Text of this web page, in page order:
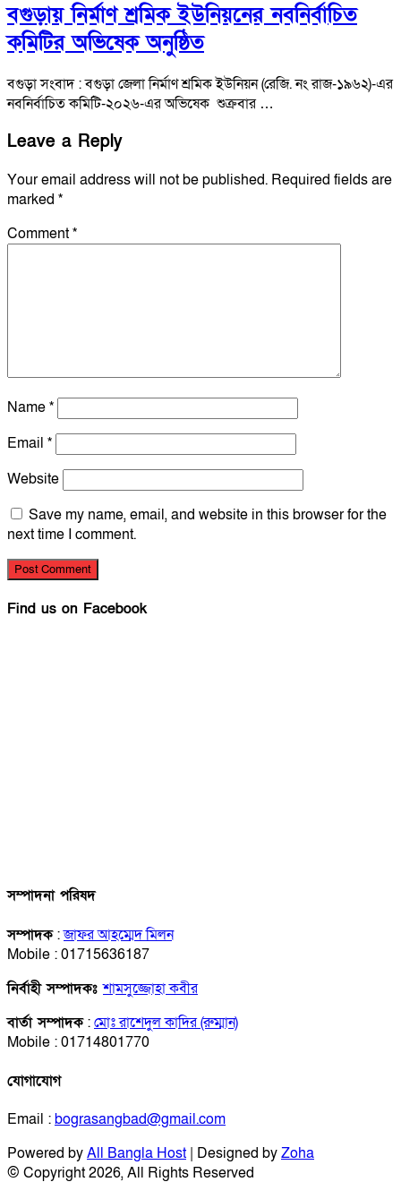
বগুড়ায় নির্মাণ শ্রমিক ইউনিয়নের নবনির্বাচিত
কমিটির অভিষেক অনুষ্ঠিত
বগুড়া সংবাদ : বগুড়া জেলা নির্মাণ শ্রমিক ইউনিয়ন (রেজি. নং রাজ-১৯৬২)-এর
নবনির্বাচিত কমিটি-২০২৬-এর অভিষেক শুক্রবার …
Leave a Reply
Your email address will not be published. Required fields are
marked *
Comment*
Name*
Email *
Website
Save my name, email, and website in this browser for the
next time I comment.
Find us on Facebook
সম্পাদনা পরিষদ
সম্পাদক:জাফর আহম্মেদ মিলন
Mobile : 01715636187
নির্বাহী সম্পাদকঃশামসুজ্জোহা কবীর
বার্তা সম্পাদক:মোঃ রাশেদুল কাদির (রুম্মান)
Mobile : 01714801770
যোগাযোগ
Email :bograsangbad@gmail.com
Powered byAll Bangla Host | Designed byZoha
© Copyright 2026, All Rights Reserved